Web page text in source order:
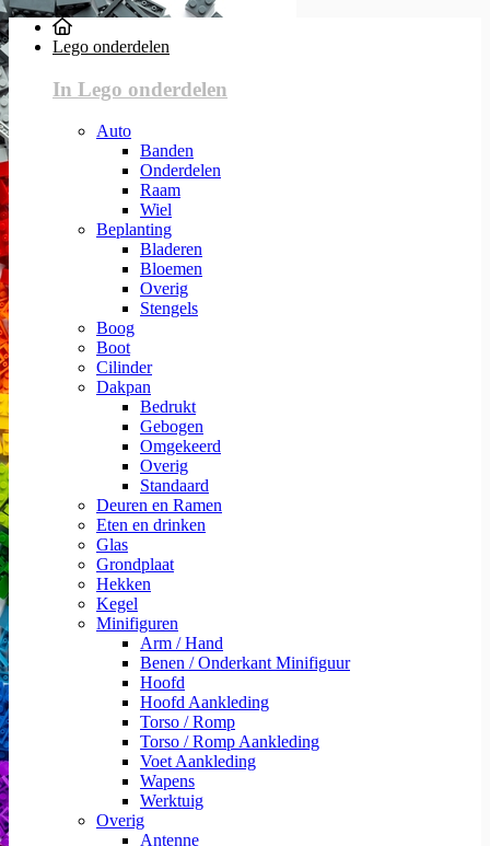
Lego onderdelen
In Lego onderdelen
Auto
Banden
Onderdelen
Raam
Wiel
Beplanting
Bladeren
Bloemen
Overig
Stengels
Boog
Boot
Cilinder
Dakpan
Bedrukt
Gebogen
Omgekeerd
Overig
Standaard
Deuren en Ramen
Eten en drinken
Glas
Grondplaat
Hekken
Kegel
Minifiguren
Arm / Hand
Benen / Onderkant Minifiguur
Hoofd
Hoofd Aankleding
Torso / Romp
Torso / Romp Aankleding
Voet Aankleding
Wapens
Werktuig
Overig
Antenne